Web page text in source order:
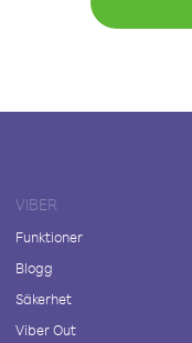
VIBER
Funktioner
Blogg
Säkerhet
Viber Out